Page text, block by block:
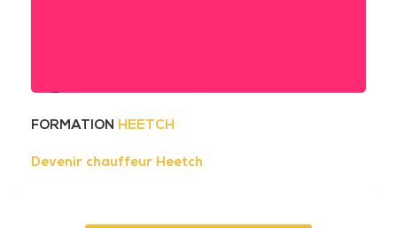
FORMATION HEETCH
Devenir chauffeur Heetch